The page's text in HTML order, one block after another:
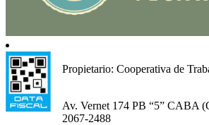
Propietario: Cooperativa de
Av. Vernet 174 PB “5” CABA
2067-2488